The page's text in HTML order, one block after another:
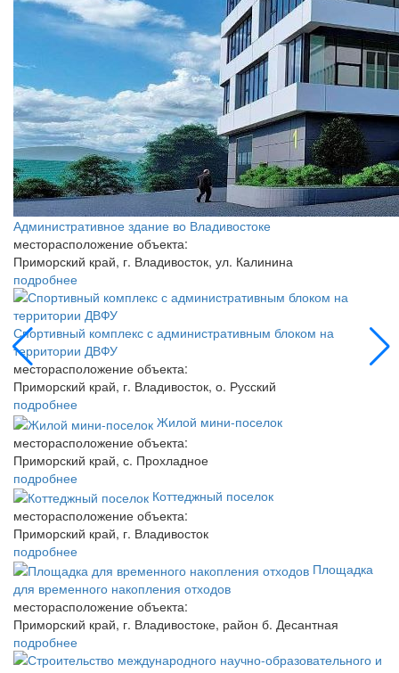
Административное здание во Владивостоке
месторасположение объекта:
Приморский край, г. Владивосток, ул. Калинина
подробнее
Спортивный комплекс с административным блоком на
территории ДВФУ
месторасположение объекта:
Приморский край, г. Владивосток, о. Русский
подробнее
Жилой мини-поселок
месторасположение объекта:
Приморский край, с. Прохладное
подробнее
Коттеджный поселок
месторасположение объекта:
Приморский край, г. Владивосток
подробнее
Площадка
для временного накопления отходов
месторасположение объекта:
Приморский край, г. Владивостоке, район б. Десантная
подробнее